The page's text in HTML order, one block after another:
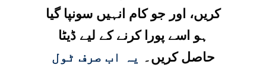
کریں، اور جو کام انہیں سونپا گیا
ہو اسے پورا کرنے کے لیے ڈیٹا
حاصل کریں۔
یہ اب صرف ٹول